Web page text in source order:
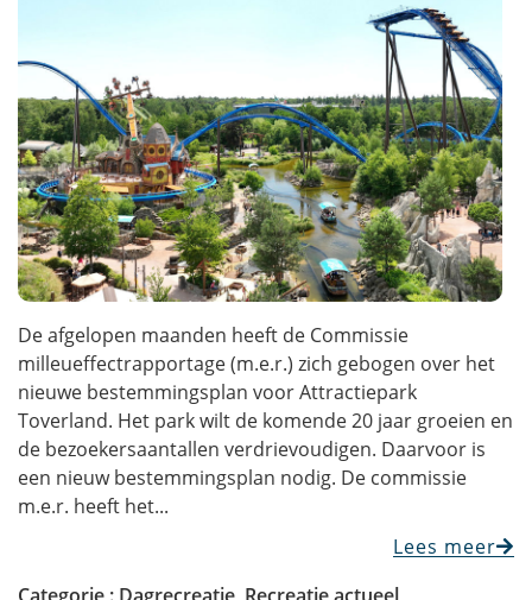
De afgelopen maanden heeft de Commissie
milleueffectrapportage (m.e.r.) zich gebogen over het
nieuwe bestemmingsplan voor Attractiepark
Toverland. Het park wilt de komende 20 jaar groeien en
de bezoekersaantallen verdrievoudigen. Daarvoor is
een nieuw bestemmingsplan nodig. De commissie
m.e.r. heeft het...
Lees meer